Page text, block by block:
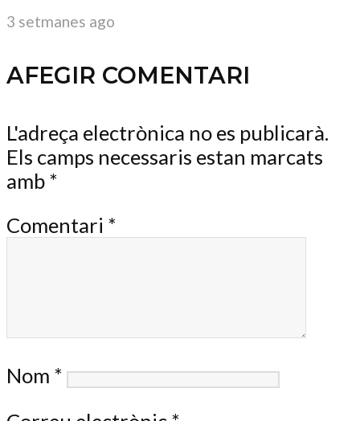
3 setmanes ago
AFEGIR COMENTARI
L'adreça electrònica no es publicarà.
Els camps necessaris estan marcats
amb *
Comentari *
Nom *